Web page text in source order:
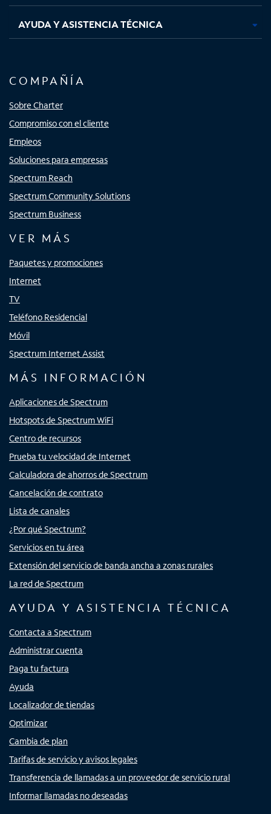
AYUDA Y ASISTENCIA TÉCNICA
COMPAÑÍA
Sobre Charter
Compromiso con el cliente
Empleos
Soluciones para empresas
Spectrum Reach
Spectrum Community Solutions
Spectrum Business
VER MÁS
Paquetes y promociones
Internet
TV
Teléfono Residencial
Móvil
Spectrum Internet Assist
MÁS INFORMACIÓN
Aplicaciones de Spectrum
Hotspots de Spectrum WiFi
Centro de recursos
Prueba tu velocidad de Internet
Calculadora de ahorros de Spectrum
Cancelación de contrato
Lista de canales
¿Por qué Spectrum?
Servicios en tu área
Extensión del servicio de banda ancha a zonas rurales
La red de Spectrum
AYUDA Y ASISTENCIA TÉCNICA
Contacta a Spectrum
Administrar cuenta
Paga tu factura
Ayuda
Localizador de tiendas
Optimizar
Cambia de plan
Tarifas de servicio y avisos legales
Transferencia de llamadas a un proveedor de servicio rural
Informar llamadas no deseadas